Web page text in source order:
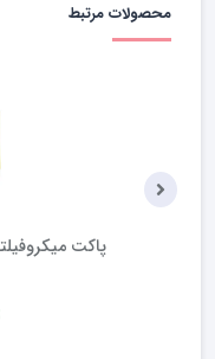
محصولات مرتبط